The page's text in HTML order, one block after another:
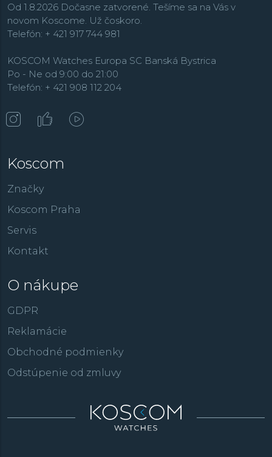
Od 1.8.2026 Dočasne zatvorené. Tešíme sa na Vás v
novom Koscome. Už čoskoro.
Telefón: + 421 917 744 981
KOSCOM Watches Europa SC Banská Bystrica
Po - Ne od 9:00 do 21:00
Telefón: + 421 908 112 204
Koscom
Značky
Koscom Praha
Servis
Kontakt
O nákupe
GDPR
Reklamácie
Obchodné podmienky
Odstúpenie od zmluvy